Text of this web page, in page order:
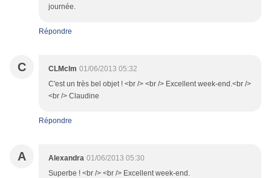
journée.
Répondre
C CLMclm 01/06/2013 05:32
C'est un très bel objet ! <br /> <br /> Excellent week-end.<br />
<br /> Claudine
Répondre
A Alexandra 01/06/2013 05:30
Superbe ! <br /> <br /> Excellent week-end.